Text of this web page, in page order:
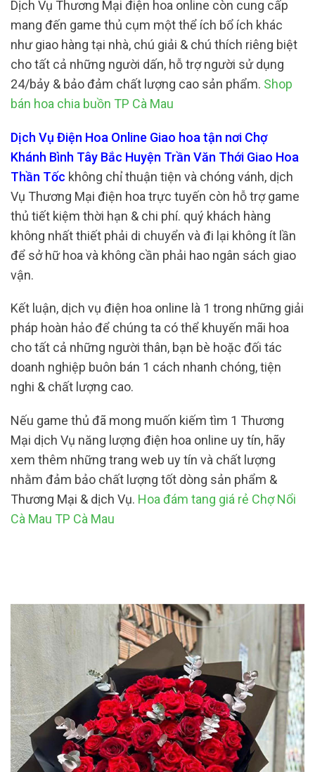
Dịch Vụ Thương Mại điện hoa online còn cung cấp
mang đến game thủ cụm một thể ích bổ ích khác
như giao hàng tại nhà, chú giải & chú thích riêng biệt
cho tất cả những người dấn, hỗ trợ người sử dụng
24/bảy & bảo đảm chất lượng cao sản phẩm. Shop
bán hoa chia buồn TP Cà Mau
Dịch Vụ Điện Hoa Online Giao hoa tận nơi Chợ
Khánh Bình Tây Bắc Huyện Trần Văn Thới Giao Hoa
Thần Tốc không chỉ thuận tiện và chóng vánh, dịch
Vụ Thương Mại điện hoa trực tuyến còn hỗ trợ game
thủ tiết kiệm thời hạn & chi phí. quý khách hàng
không nhất thiết phải di chuyển và đi lại không ít lần
để sở hữ hoa và không cần phải hao ngân sách giao
vận.
Kết luận, dịch vụ điện hoa online là 1 trong những giải
pháp hoàn hảo để chúng ta có thể khuyến mãi hoa
cho tất cả những người thân, bạn bè hoặc đối tác
doanh nghiệp buôn bán 1 cách nhanh chóng, tiện
nghi & chất lượng cao.
Nếu game thủ đã mong muốn kiếm tìm 1 Thương
Mại dịch Vụ năng lượng điện hoa online uy tín, hãy
xem thêm những trang web uy tín và chất lượng
nhằm đảm bảo chất lượng tốt dòng sản phẩm &
Thương Mại & dịch Vụ. Hoa đám tang giá rẻ Chợ Nổi
Cà Mau TP Cà Mau